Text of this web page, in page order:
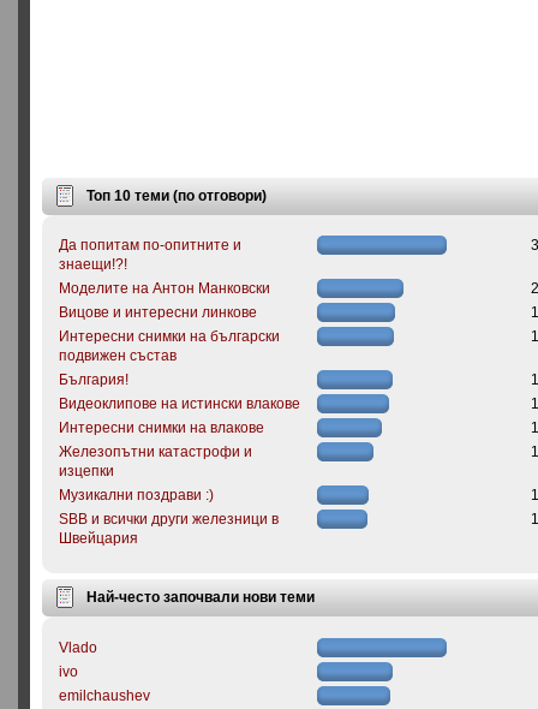
Топ 10 теми (по отговори)
Да попитам по-опитните и
знаещи!?!
Моделите на Антон Манковски
Вицове и интересни линкове
Интересни снимки на български
подвижен състав
България!
Видеоклипове на истински влакове
Интересни снимки на влакове
Железопътни катастрофи и
изцепки
Музикални поздрави :)
SBB и всички други железници в
Швейцария
Най-често започвали нови теми
Vlado
ivo
emilchaushev